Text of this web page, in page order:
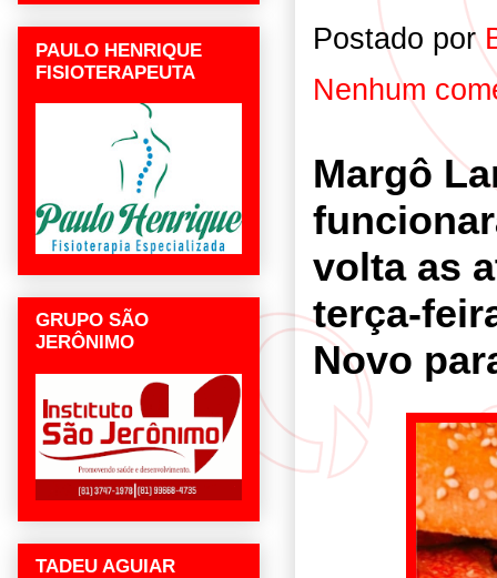
Postado por
Nenhum
Margô
volta as
terça-
Novo
PAULO HENRIQUE
FISIOTERAPEUTA
GRUPO SÃO
JERÔNIMO
TADEU AGUIAR